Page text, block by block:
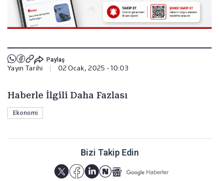
Paylaş
Yayın Tarihi 02 Ocak, 2025 - 10:03
Haberle İlgili Daha Fazlası
Ekonomi
Bizi Takip Edin